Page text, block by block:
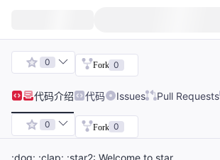
0 Fork 0
代码介绍 代码 Issues Pull Requests
0 Fork 0